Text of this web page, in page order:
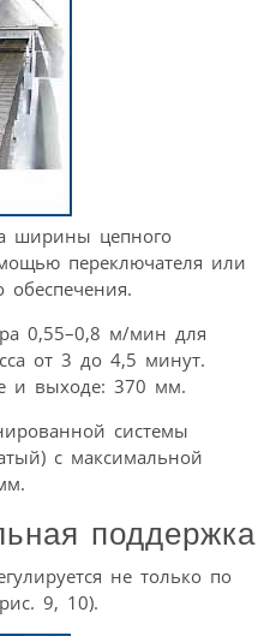
ширины цепного
переключателя или
обеспечения.
0,55–0,8 м/мин для
от 3 до 4,5 минут.
и выходе: 370 мм.
системы
с максимальной
поддержка
не только по
9, 10).